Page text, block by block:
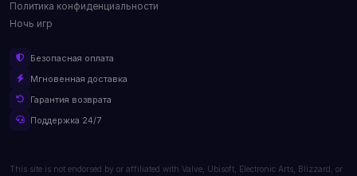
Политика конфиденциальности
Ночь игр
Безопасная оплата
Мгновенная доставка
Гарантия возврата
Поддержка 24/7
This site is not endorsed by or affiliated with Valve, Ubisoft, Electronic Arts, Blizzard, or